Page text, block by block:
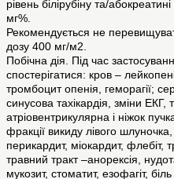
рівень білірубіну та/
мг%.
Рекомендується не
дозу 400 мг/м2.
Побічна дія. Під час
спостерігатися: кров –
тромбоцит опенія, геморагії;
синусова тахікардія, зміни ЕКГ,
атріовентрикулярна і ніжок
фракції викиду лівого
перикардит, міокардит,
травний тракт –анорексія,
мукозит, стоматит, езофагіт,